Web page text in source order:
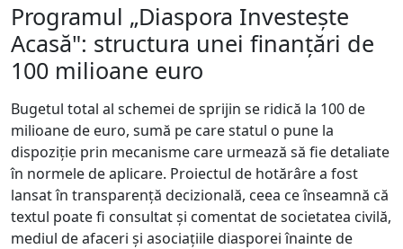
Programul „Diaspora Investește
Acasă": structura unei finanțări de
100 milioane euro
Bugetul total al schemei de sprijin se ridică la 100 de
milioane de euro, sumă pe care statul o pune la
dispoziție prin mecanisme care urmează să fie detaliate
în normele de aplicare. Proiectul de hotărâre a fost
lansat în transparență decizională, ceea ce înseamnă că
textul poate fi consultat și comentat de societatea civilă,
mediul de afaceri și asociațiile diasporei înainte de